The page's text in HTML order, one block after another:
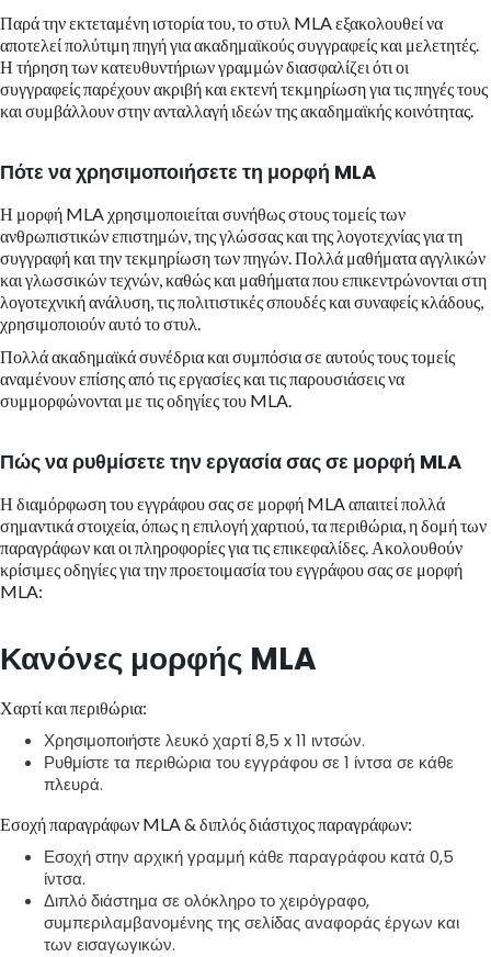
Παρά την εκτεταμένη ιστορία του, το στυλ MLA εξακολουθεί να
αποτελεί πολύτιμη πηγή για ακαδημαϊκούς συγγραφείς και μελετητές.
Η τήρηση των κατευθυντήριων γραμμών διασφαλίζει ότι οι
συγγραφείς παρέχουν ακριβή και εκτενή τεκμηρίωση για τις πηγές τους
και συμβάλλουν στην ανταλλαγή ιδεών της ακαδημαϊκής κοινότητας.
Πότε να χρησιμοποιήσετε τη μορφή MLA
Η μορφή MLA χρησιμοποιείται συνήθως στους τομείς των
ανθρωπιστικών επιστημών, της γλώσσας και της λογοτεχνίας για τη
συγγραφή και την τεκμηρίωση των πηγών. Πολλά μαθήματα αγγλικών
και γλωσσικών τεχνών, καθώς και μαθήματα που επικεντρώνονται στη
λογοτεχνική ανάλυση, τις πολιτιστικές σπουδές και συναφείς κλάδους,
χρησιμοποιούν αυτό το στυλ.
Πολλά ακαδημαϊκά συνέδρια και συμπόσια σε αυτούς τους τομείς
αναμένουν επίσης από τις εργασίες και τις παρουσιάσεις να
συμμορφώνονται με τις οδηγίες του MLA.
Πώς να ρυθμίσετε την εργασία σας σε μορφή MLA
Η διαμόρφωση του εγγράφου σας σε μορφή MLA απαιτεί πολλά
σημαντικά στοιχεία, όπως η επιλογή χαρτιού, τα περιθώρια, η δομή των
παραγράφων και οι πληροφορίες για τις επικεφαλίδες. Ακολουθούν
κρίσιμες οδηγίες για την προετοιμασία του εγγράφου σας σε μορφή
MLA:
Κανόνες μορφής MLA
Χαρτί και περιθώρια:
Χρησιμοποιήστε λευκό χαρτί 8,5 x 11 ιντσών.
Ρυθμίστε τα περιθώρια του εγγράφου σε 1 ίντσα σε κάθε
πλευρά.
Εσοχή παραγράφων MLA & διπλός διάστιχος παραγράφων:
Εσοχή στην αρχική γραμμή κάθε παραγράφου κατά 0,5
ίντσα.
Διπλό διάστημα σε ολόκληρο το χειρόγραφο,
συμπεριλαμβανομένης της σελίδας αναφοράς έργων και
των εισαγωγικών.